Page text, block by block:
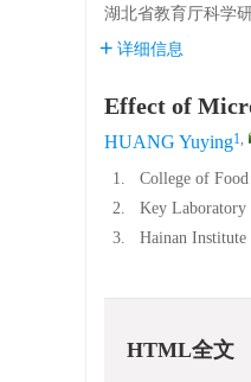
湖北省教育厅科学
详细信息
Effect of
HUANG Yuying1,
1.
College of
2.
Key Laboratory
3.
Hainan
HTML全文